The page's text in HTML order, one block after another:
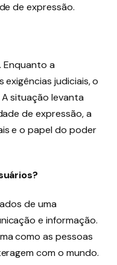
de expressão.
Enquanto a
judiciais, o
situação levanta
de expressão, a
e o papel do poder
de uma
e informação.
como as pessoas
com o mundo.